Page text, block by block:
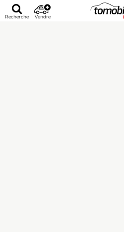
Recherche Vendre